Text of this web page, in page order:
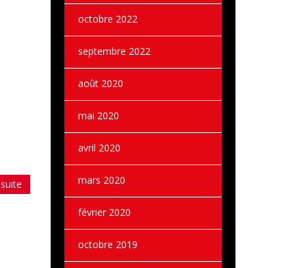
octobre 2022
septembre 2022
août 2020
mai 2020
avril 2020
mars 2020
février 2020
octobre 2019